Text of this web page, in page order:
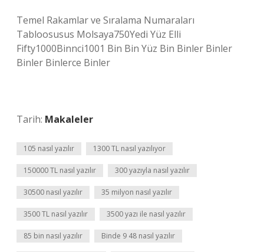
Temel Rakamlar ve Sıralama Numaraları
Tabloosusus Molsaya750Yedi Yüz Elli
Fifty1000Binnci1001 Bin Bin Yüz Bin Binler Binler
Binler Binlerce Binler
Tarih: Makaleler
105 nasıl yazılır 1300 TL nasıl yazılıyor
150000 TL nasıl yazılır 300 yazıyla nasıl yazılır
30500 nasıl yazılır 35 milyon nasıl yazılır
3500 TL nasıl yazılır 3500 yazı ile nasıl yazılır
85 bin nasıl yazılır Binde 9 48 nasıl yazılır